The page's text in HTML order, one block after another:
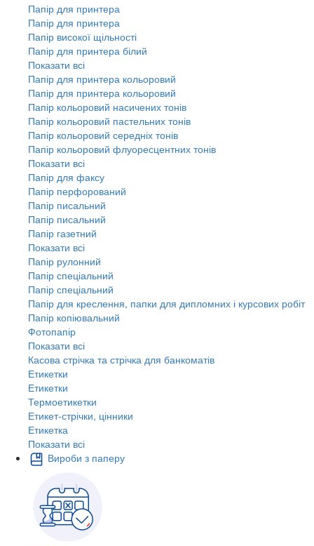
Папір для принтера
Папір для принтера
Папір високої щільності
Папір для принтера білий
Показати всі
Папір для принтера кольоровий
Папір для принтера кольоровий
Папір кольоровий насичених тонів
Папір кольоровий пастельних тонів
Папір кольоровий середніх тонів
Папір кольоровий флуоресцентних тонів
Показати всі
Папір для факсу
Папір перфорований
Папір писальний
Папір писальний
Папір газетний
Показати всі
Папір рулонний
Папір спеціальний
Папір спеціальний
Папір для креслення, папки для дипломних і курсових робіт
Папір копіювальний
Фотопапір
Показати всі
Касова стрічка та стрічка для банкоматів
Етикетки
Етикетки
Термоетикетки
Етикет-стрічки, цінники
Етикетка
Показати всі
Вироби з паперу